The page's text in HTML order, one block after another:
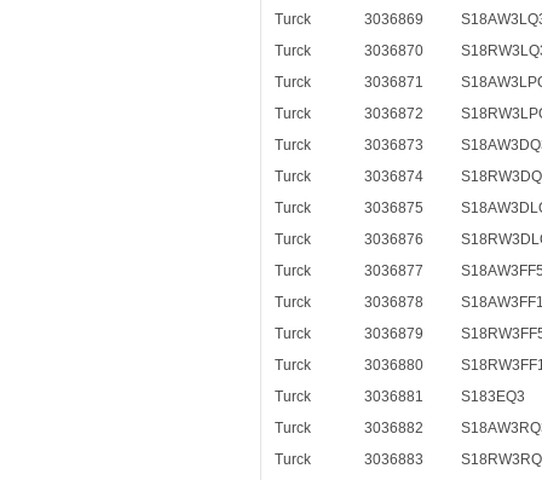
Turck
3036869
Turck
3036870
Turck
3036871
Turck
3036872
Turck
3036873
Turck
3036874
Turck
3036875
Turck
3036876
Turck
3036877
Turck
3036878
Turck
3036879
Turck
3036880
Turck
3036881
S183EQ3
Turck
3036882
Turck
3036883